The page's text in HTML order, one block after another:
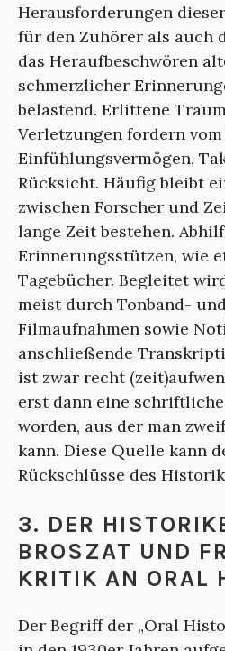
Herausforderungen
für den Zuhörer als auch
das Heraufbeschwören
schmerzlicher
belastend. Erlittene
Verletzungen fordern
Einfühlungsvermögen,
Rücksicht. Häufig bleibt
zwischen Forscher und
lange Zeit bestehen.
Erinnerungsstützen, wie
Tagebücher. Begleitet
meist durch Tonband-
Filmaufnahmen sowie
anschließende
ist zwar recht
erst dann eine
worden, aus der man
kann. Diese Quelle kann
Rückschlüsse des
3. DER
BROSZAT UND
KRITIK AN ORAL
Der Begriff der „Oral